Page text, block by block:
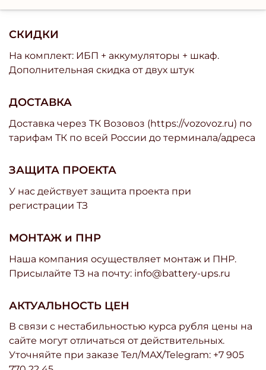
СКИДКИ
На комплект: ИБП + аккумуляторы + шкаф.
Дополнительная скидка от двух штук
ДОСТАВКА
Доставка через ТК Возовоз (https://vozovoz.ru) по
тарифам ТК по всей России до терминала/адреса
ЗАЩИТА ПРОЕКТА
У нас действует защита проекта при
регистрации ТЗ
МОНТАЖ и ПНР
Наша компания осуществляет монтаж и ПНР.
Присылайте ТЗ на почту: info@battery-ups.ru
АКТУАЛЬНОСТЬ ЦЕН
В связи с нестабильностью курса рубля цены на
сайте могут отличаться от действительных.
Уточняйте при заказе Тел/МАХ/Telegram: +7 905